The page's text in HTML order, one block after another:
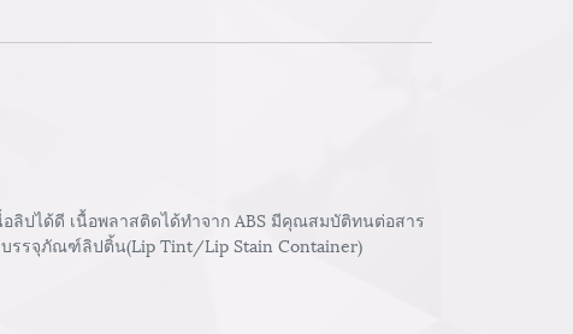
ลิปได้ดี เนื้อพลาสติดได้ทำจาก ABS มีคุณสมบัติทนต่อสาร
รรจุภัณฑ์ลิปติ้น(Lip Tint/Lip Stain Container)